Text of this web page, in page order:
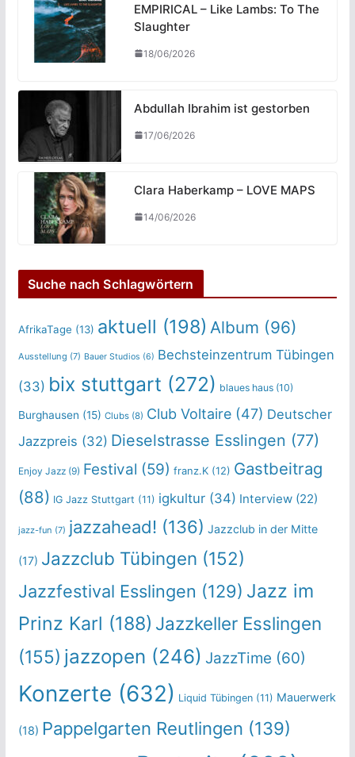
EMPIRICAL – Like Lambs: To The
Slaughter
18/06/2026
Abdullah Ibrahim ist gestorben
17/06/2026
Clara Haberkamp – LOVE MAPS
14/06/2026
Suche nach Schlagwörtern
AfrikaTage (13) aktuell (198) Album (96)
Ausstellung (7) Bauer Studios (6) Bechsteinzentrum Tübingen
(33) bix stuttgart (272) blaues haus(10)
Burghausen (15) Clubs(8) Club Voltaire(47) Deutscher
Jazzpreis (32) Dieselstrasse Esslingen (77)
Enjoy Jazz(9) Festival (59) franz.K(12) Gastbeitrag
(88) IG Jazz Stuttgart (11) igkultur(34) Interview(22)
jazz-fun (7) jazzahead! (136) Jazzclub in der Mitte
(17) Jazzclub Tübingen (152)
Jazzfestival Esslingen (129) Jazz im
Prinz Karl (188) Jazzkeller Esslingen
(155) jazzopen (246) JazzTime (60)
Konzerte (632) Liquid Tübingen(11) Mauerwerk
(18) Pappelgarten Reutlingen (139)